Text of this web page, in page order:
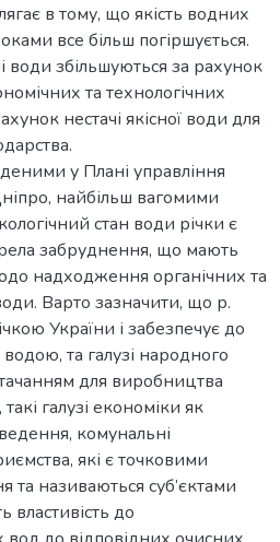
в тому, що якість водних
все більш погіршується.
води збільшуються за рахунок
та технологічних
нестачі якісної води для
у Плані управління
найбільш вагомими
стан води річки є
забруднення, що мають
надходження органічних та
Варто зазначити, що р.
України і забезпечує до
та галузі народного
для виробництва
галузі економіки як
комунальні
які є точковими
називаються суб’єктами
до